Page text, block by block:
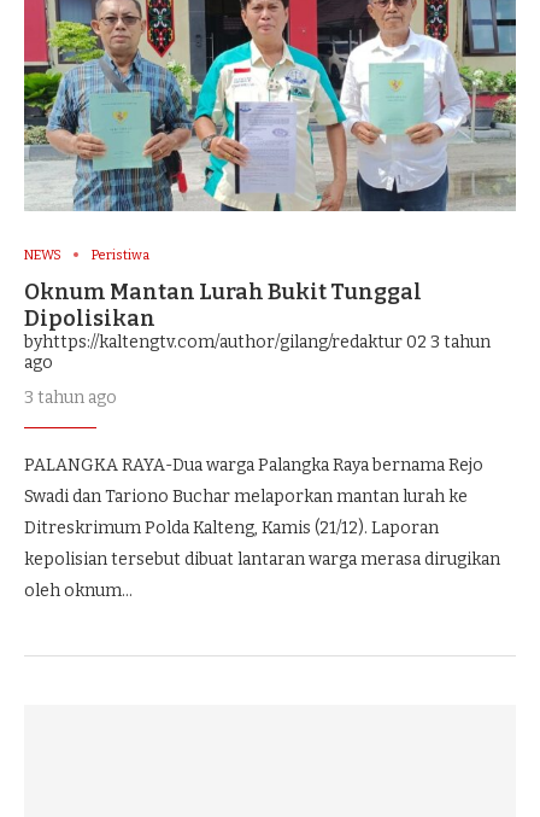
NEWS Peristiwa
Oknum Mantan Lurah Bukit Tunggal
Dipolisikan
byhttps://kaltengtv.com/author/gilang/redaktur 02 3 tahun
ago
3 tahun ago
PALANGKA RAYA-Dua warga Palangka Raya bernama Rejo
Swadi dan Tariono Buchar melaporkan mantan lurah ke
Ditreskrimum Polda Kalteng, Kamis (21/12). Laporan
kepolisian tersebut dibuat lantaran warga merasa dirugikan
oleh oknum…